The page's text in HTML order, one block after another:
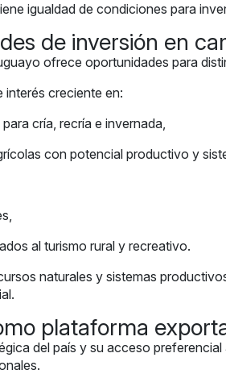
igualdad de condiciones para
de inversión en
ofrece oportunidades para
interés creciente en:
cría, recría e invernada,
con potencial productivo y
al turismo rural y recreativo.
naturales y sistemas
plataforma
del país y su acceso